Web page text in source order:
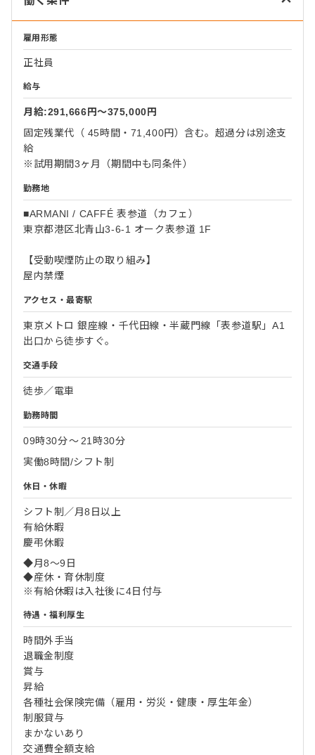
雇用形態
正社員
給与
月給:291,666円〜375,000円
固定残業代（ 45時間・71,400円）含む。超過分は別途支
給
※試用期間3ヶ月（期間中も同条件）
勤務地
■ARMANI / CAFFÉ 表参道（カフェ）
東京都港区北青山3-6-1 オーク表参道 1F
【受動喫煙防止の取り組み】
屋内禁煙
アクセス・最寄駅
東京メトロ 銀座線・千代田線・半蔵門線「表参道駅」A1
出口から徒歩すぐ。
交通手段
徒歩／電車
勤務時間
09時30分〜 21時30分
実働8時間/シフト制
休日・休暇
シフト制／月8日以上
有給休暇
慶弔休暇
◆月8〜9日
◆産休・育休制度
※有給休暇は入社後に4日付与
待遇・福利厚生
時間外手当
退職金制度
賞与
昇給
各種社会保険完備（雇用・労災・健康・厚生年金）
制服貸与
まかないあり
交通費全額支給